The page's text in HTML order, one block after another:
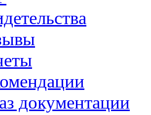
документации